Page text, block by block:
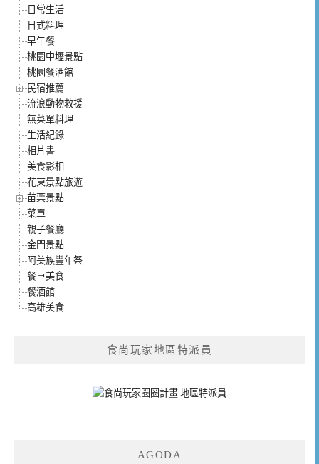
日常生活
日式料理
早午餐
桃園中壢景點
桃園餐酒館
民宿推薦
流浪動物救援
無菜單料理
生活紀錄
相片書
美食影相
花東景點旅遊
苗栗景點
菜單
親子餐廳
金門景點
阿美族豐年祭
餐車美食
餐酒館
高雄美食
食尚玩家地區特派員
AGODA